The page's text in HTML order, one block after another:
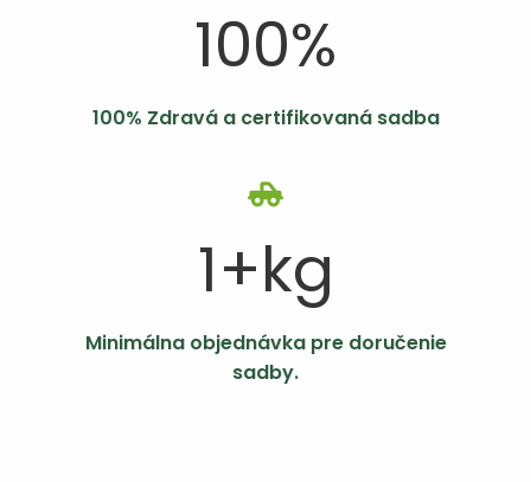
100%
100% Zdravá a certifikovaná sadba
1+kg
Minimálna objednávkapre doručenie
sadby.